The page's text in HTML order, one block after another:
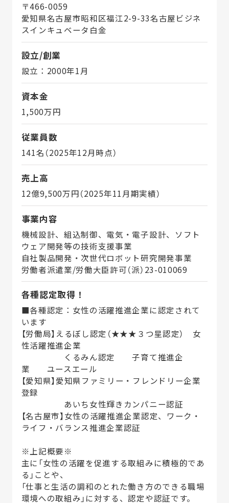
〒466-0059
愛知県名古屋市昭和区福江2-9-33名古屋ビジネ
スインキュベータ白金
設立/創業
設立：2000年1月
資本金
1,500万円
従業員数
141名（2025年12月時点）
売上高
12億9,500万円（2025年11月期実績）
事業内容
機械設計、組込制御、電気・電子設計、ソフト
ウェア開発等の技術支援事業
自社製品開発・次世代ロボット研究開発事業
労働者派遣業/労働大臣許可（派）23-010069
各種認定取得！
■各種認定：女性の活躍推進企業に認定されて
います
【労働局】えるぼし認定（★★★３つ星認定） 女
性活躍推進企業
くるみん認定 子育て推進企
業 ユースエール
【愛知県】愛知県ファミリー・フレンドリー企業
登録
あいち女性輝きカンパニー認証
【名古屋市】女性の活躍推進企業認定、ワーク・
ライフ・バランス推進企業認証
※上記概要※
主に「女性の活躍を促進する取組みに積極的であ
る」ことや、
「仕事と生活の調和のとれた働き方のできる職場
環境への取組み」に対する、認定や認証です。